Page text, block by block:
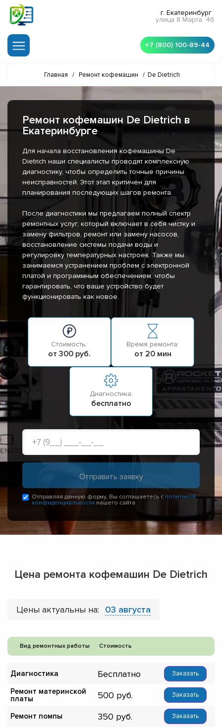
г. Екатеринбург
улица 8 Марта, 46
+7 (800) 100-89-44
Главная / Ремонт кофемашин / De Dietrich
Ремонт кофемашин De Dietrich в
Екатеринбурге
Для начала восстановления кофемашины De
Dietrich наши специалисты проводят комплексную
диагностику, чтобы определить точные причины
неисправностей. Этот этап критичен для
планирования последующих шагов ремонта.
После диагностики мы предлагаем полный спектр
ремонтных услуг, который включает в себя чистку и
замену фильтров, ремонт или замену насосов,
восстановление системы подачи воды и
регулировку температурных настроек. Также мы
занимаемся устранением проблем с электронной
платой и программным обеспечением, чтобы
гарантировать, что ваше устройство будет
функционировать как новое.
Стоимость:
от 300 руб.
Время ремонта:
от 20 мин
Диагностика:
бесплатно
Отправляя данную форму, Вы соглашаетесь с политикой
конфиденциальности нашего сайта
Цена ремонта кофемашин De Dietrich
Цены актуальны на: 03 августа
Вид ремонтных работы Стоимость
Диагностика Бесплатно Заказать
Ремонт материнской
платы
500 Заказать
Ремонт помпы 350 Заказать